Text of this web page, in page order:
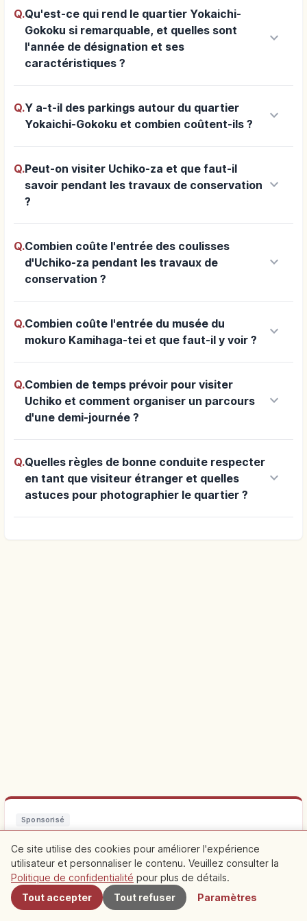
Q.Qu'est-ce qui rend le quartier Yokaichi-
Gokoku si remarquable, et quelles sont
l'année de désignation et ses
caractéristiques ?
keyboard_arrow_down
Q.Y a-t-il des parkings autour du quartier
Yokaichi-Gokoku et combien coûtent-ils ?
keyboard_arrow_down
Q.Peut-on visiter Uchiko-za et que faut-il
savoir pendant les travaux de conservation
?
keyboard_arrow_down
Q.Combien coûte l'entrée des coulisses
d'Uchiko-za pendant les travaux de
conservation ?
keyboard_arrow_down
Q.Combien coûte l'entrée du musée du
mokuro Kamihaga-tei et que faut-il y voir ?
keyboard_arrow_down
Q.Combien de temps prévoir pour visiter
Uchiko et comment organiser un parcours
d'une demi-journée ?
keyboard_arrow_down
Q.Quelles règles de bonne conduite respecter
en tant que visiteur étranger et quelles
astuces pour photographier le quartier ?
keyboard_arrow_down
Sponsorisé
Planifiez votre voyage à Uchiko Machi
Séjourner à proximité facilite les visites. Découvrez aussi des
expériences locales.
À proximité
Découvrir Vie Explorer Ehime
Ce site utilise des cookies pour améliorer l'expérience
utilisateur et personnaliser le contenu. Veuillez consulter la
Politique de confidentialité pour plus de détails.
Tout accepter
Tout refuser Paramètres